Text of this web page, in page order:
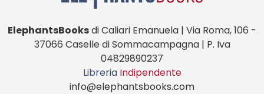
ElephantsBooksdi Caliari Emanuela | Via Roma, 106 -
37066 Caselle di Sommacampagna | P. Iva
04829890237
Libreria Indipendente
info@elephantsbooks.com